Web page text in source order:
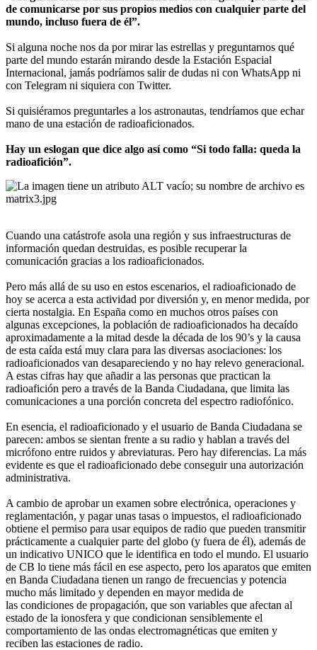
de comunicarse por sus propios medios con cualquier parte del
mundo, incluso fuera de él”.
Si alguna noche nos da por mirar las estrellas y preguntarnos qué
parte del mundo estarán mirando desde la Estación Espacial
Internacional, jamás podríamos salir de dudas ni con WhatsApp ni
con Telegram ni siquiera con Twitter.
Si quisiéramos preguntarles a los astronautas, tendríamos que echar
mano de una estación de radioaficionados.
Hay un eslogan que dice algo así como “Si todo falla: queda la
radioafición”.
Cuando una catástrofe asola una región y sus infraestructuras de
información quedan destruidas, es posible recuperar la
comunicación gracias a los radioaficionados.
Pero más allá de su uso en estos escenarios, el radioaficionado de
hoy se acerca a esta actividad por diversión y, en menor medida, por
cierta nostalgia. En España como en muchos otros países con
algunas excepciones, la población de radioaficionados ha decaído
aproximadamente a la mitad desde la década de los 90’s y la causa
de esta caída está muy clara para las diversas asociaciones: los
radioaficionados van desapareciendo y no hay relevo generacional.
A estas cifras hay que añadir a las personas que practican la
radioafición pero a través de la Banda Ciudadana, que limita las
comunicaciones a una porción concreta del espectro radiofónico.
En esencia, el radioaficionado y el usuario de Banda Ciudadana se
parecen: ambos se sientan frente a su radio y hablan a través del
micrófono entre ruidos y abreviaturas. Pero hay diferencias. La más
evidente es que el radioaficionado debe conseguir una autorización
administrativa.
A cambio de aprobar un examen sobre electrónica, operaciones y
reglamentación, y pagar unas tasas o impuestos, el radioaficionado
obtiene el permiso para usar equipos de radio que pueden transmitir
prácticamente a cualquier parte del globo (y fuera de él), además de
un indicativo UNICO que le identifica en todo el mundo. El usuario
de CB lo tiene más fácil en ese aspecto, pero los aparatos que emiten
en Banda Ciudadana tienen un rango de frecuencias y potencia
mucho más limitado y dependen en mayor medida de
las condiciones de propagación, que son variables que afectan al
estado de la ionosfera y que condicionan sensiblemente el
comportamiento de las ondas electromagnéticas que emiten y
reciben las estaciones de radio.